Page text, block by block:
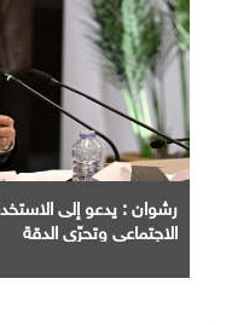
رشوان : يدعو إلى
الاجتماعي وتحرّي الدقة